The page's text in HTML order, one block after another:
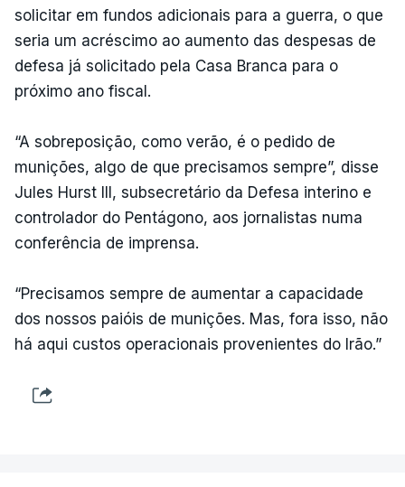
solicitar em fundos adicionais para a guerra, o que
seria um acréscimo ao aumento das despesas de
defesa já solicitado pela Casa Branca para o
próximo ano fiscal.
“A sobreposição, como verão, é o pedido de
munições, algo de que precisamos sempre”, disse
Jules Hurst III, subsecretário da Defesa interino e
controlador do Pentágono, aos jornalistas numa
conferência de imprensa.
“Precisamos sempre de aumentar a capacidade
dos nossos paióis de munições. Mas, fora isso, não
há aqui custos operacionais provenientes do Irão.”